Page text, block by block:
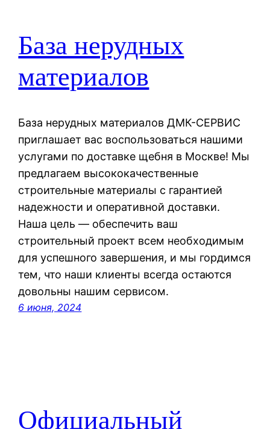
База нерудных
материалов
База нерудных материалов ДМК-СЕРВИС
приглашает вас воспользоваться нашими
услугами по доставке щебня в Москве! Мы
предлагаем высококачественные
строительные материалы с гарантией
надежности и оперативной доставки.
Наша цель — обеспечить ваш
строительный проект всем необходимым
для успешного завершения, и мы гордимся
тем, что наши клиенты всегда остаются
довольны нашим сервисом.
6 июня, 2024
Официальный